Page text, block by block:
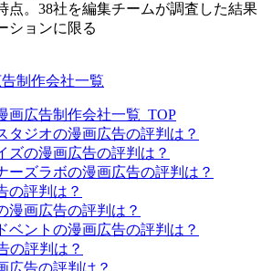
点。38社を編集チームが調査した結果
ションに限る
告制作会社一覧
画広告制作会社一覧_TOP
タジオの漫画広告の評判は？
ズの漫画広告の評判は？
ーズラボの漫画広告の評判は？
の評判は？
漫画広告の評判は？
ベントの漫画広告の評判は？
の評判は？